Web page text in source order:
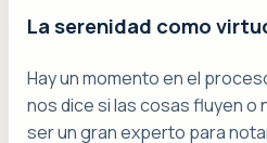
La serenidad como
Hay un momento en el
nos dice si las cosas fluyen o
ser un gran experto para